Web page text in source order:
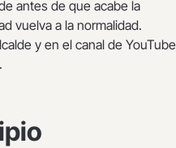
antes de que acabe la
vuelva a la normalidad.
y en el canal de YouTube